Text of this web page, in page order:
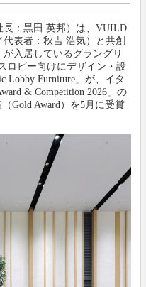
長：黒田 英邦）は、VUILD
表者：秋吉 浩気）と共創
入居しているグラングリ
ロビー向けにデザイン・設
Lobby Furniture」が、イタ
& Competition 2026」の
Gold Award）を5月に受賞